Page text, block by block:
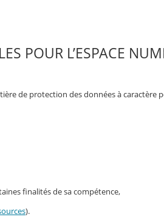
POUR L’ESPACE
de protection des données à caractère
finalités de sa compétence,
).